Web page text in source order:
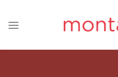
contenido